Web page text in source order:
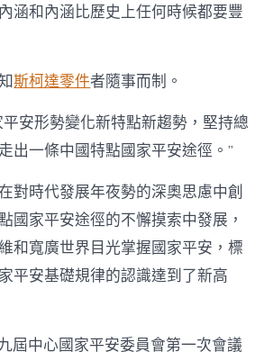
涵和內涵比歷史上任何時候都要豐
斯柯達零件者隨事而制。
安形勢變化新特點新趨勢，堅持總
出一條中國特點國家平安途徑。”
對時代發展年夜勢的深奧思慮中創
國家平安途徑的不懈摸索中發展，
和寬廣世界目光掌握國家平安，標
平安基礎規律的認識達到了新高
屆中心國家平安委員會第一次會議